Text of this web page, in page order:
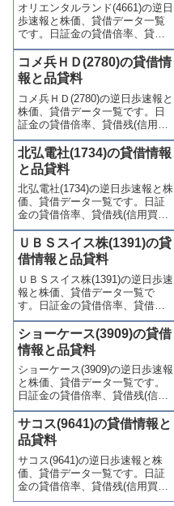
オリエンタルランド(4661)の逆日
歩速報と株価、貸借データ一覧
です。日証金の貸借倍率、貸借
残(信用買残、信用売残)、品貸料
(逆日歩)、東証の週末残高、規制
(注意喚起・申込停止)など、空売
り関連情報を集計し、図解でわ
かりやすくまとめて掲載してい
ます。
コメ兵ＨＤ(2780)の貸借情
報と品貸料
コメ兵ＨＤ(2780)の逆日歩速報と
株価、貸借データ一覧です。日
証金の貸借倍率、貸借残(信用買
残、信用売残)、品貸料(逆日
歩)、東証の週末残高、規制(注意
喚起・申込停止)など、空売り関
連情報を集計し、図解でわかり
やすくまとめて掲載していま
す。
北弘電社(1734)の貸借情報
と品貸料
北弘電社(1734)の逆日歩速報と株
価、貸借データ一覧です。日証
金の貸借倍率、貸借残(信用買
残、信用売残)、品貸料(逆日
歩)、東証の週末残高、規制(注意
喚起・申込停止)など、空売り関
連情報を集計し、図解でわかり
やすくまとめて掲載していま
す。
ＵＢＳスイス株(1391)の貸
借情報と品貸料
ＵＢＳスイス株(1391)の逆日歩速
報と株価、貸借データ一覧で
す。日証金の貸借倍率、貸借残
(信用買残、信用売残)、品貸料
(逆日歩)、東証の週末残高、規制
(注意喚起・申込停止)など、空売
り関連情報を集計し、図解でわ
かりやすくまとめて掲載してい
ます。
ショーケース(3909)の貸借
情報と品貸料
ショーケース(3909)の逆日歩速報
と株価、貸借データ一覧です。
日証金の貸借倍率、貸借残(信用
買残、信用売残)、品貸料(逆日
歩)、東証の週末残高、規制(注意
喚起・申込停止)など、空売り関
連情報を集計し、図解でわかり
やすくまとめて掲載していま
す。
サコス(9641)の貸借情報と
品貸料
サコス(9641)の逆日歩速報と株
価、貸借データ一覧です。日証
金の貸借倍率、貸借残(信用買
残、信用売残)、品貸料(逆日